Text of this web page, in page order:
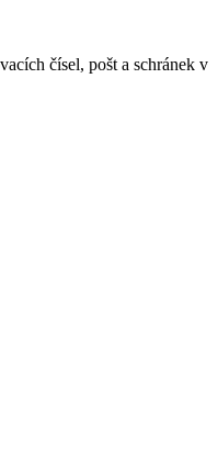
čísel, pošt a schránek v